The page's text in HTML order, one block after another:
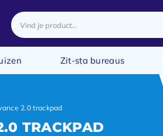
Zit-sta bureaus
2.0 trackpad
TRACKPAD